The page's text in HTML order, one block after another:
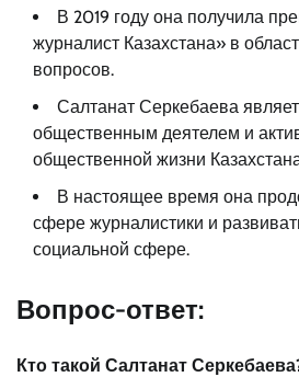
В 2019 году она получила
журналист Казахстана» в
вопросов.
Салтанат Серкебаева
общественным деятелем и
общественной жизни
В настоящее время она
сфере журналистики и
социальной сфере.
Вопрос-ответ:
Кто такой Салтанат